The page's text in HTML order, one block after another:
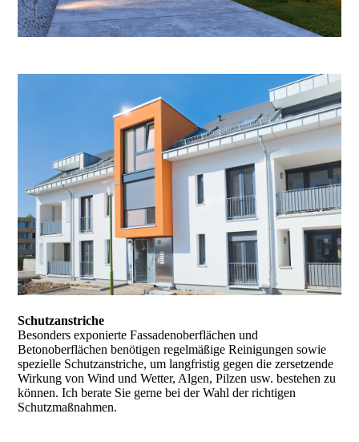
Schutzanstriche
Besonders exponierte Fassadenoberflächen und
Betonoberflächen benötigen regelmäßige Reinigungen sowie
spezielle Schutzanstriche, um langfristig gegen die zersetzende
Wirkung von Wind und Wetter, Algen, Pilzen usw. bestehen zu
können. Ich berate Sie gerne bei der Wahl der richtigen
Schutzmaßnahmen.